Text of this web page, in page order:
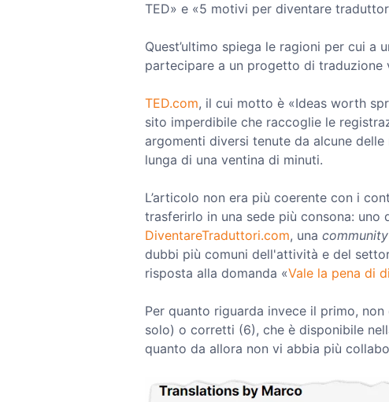
TED» e «5 motivi per diventare
Quest’ultimo spiega le ragioni per cui
partecipare a un progetto di traduzione
TED.com, il cui motto è «Ideas worth
sito imperdibile che raccoglie le
argomenti diversi tenute da alcune
lunga di una ventina di minuti.
L’articolo non era più coerente con i
trasferirlo in una sede più consona: uno
DiventareTraduttori.com, una community
dubbi più comuni dell'attività e del
risposta alla domanda «Vale la pena di
Per quanto riguarda invece il primo, non
solo) o corretti (6), che è disponibile
quanto da allora non vi abbia più